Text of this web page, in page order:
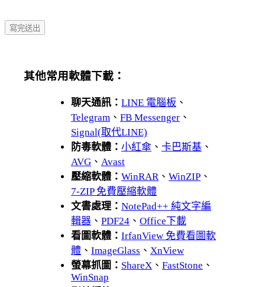
其他常用軟體下載：
聊天通訊： LINE 電腦板 、
Telegram 、 FB Messenger 、
Signal(取代LINE)
防毒軟體： 小紅傘 、 卡巴斯基 、
AVG 、 Avast
壓縮軟體： WinRAR 、 WinZIP 、
7-ZIP 免費壓縮軟體
文書處理： NotePad++ 純文字編
輯器 、 PDF24 、 Office下載
看圖軟體： IrfanView 免費看圖軟
體 、 ImageGlass 、 XnView
螢幕抓圖： ShareX 、 FastStone 、
WinSnap